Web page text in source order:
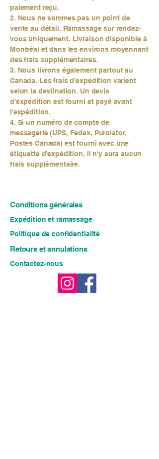
paiement reçu.
2. Nous ne sommes pas un point de
vente au détail. Ramassage sur rendez-
vous uniquement. Livraison disponible à
Montréal et dans les environs moyennant
des frais supplémentaires.
3. Nous livrons également partout au
Canada. Les frais d'expédition varient
selon la destination. Un devis
d'expédition est fourni et payé avant
l'expédition.
4. Si un numéro de compte de
messagerie (UPS, Fedex, Purolator,
Postes Canada) est fourni avec une
étiquette d'expédition, il n'y aura aucun
frais supplémentaire.
Conditions générales
Expédition et ramassage
Politique de confidentialité
Retours et annulations
Contactez-nous